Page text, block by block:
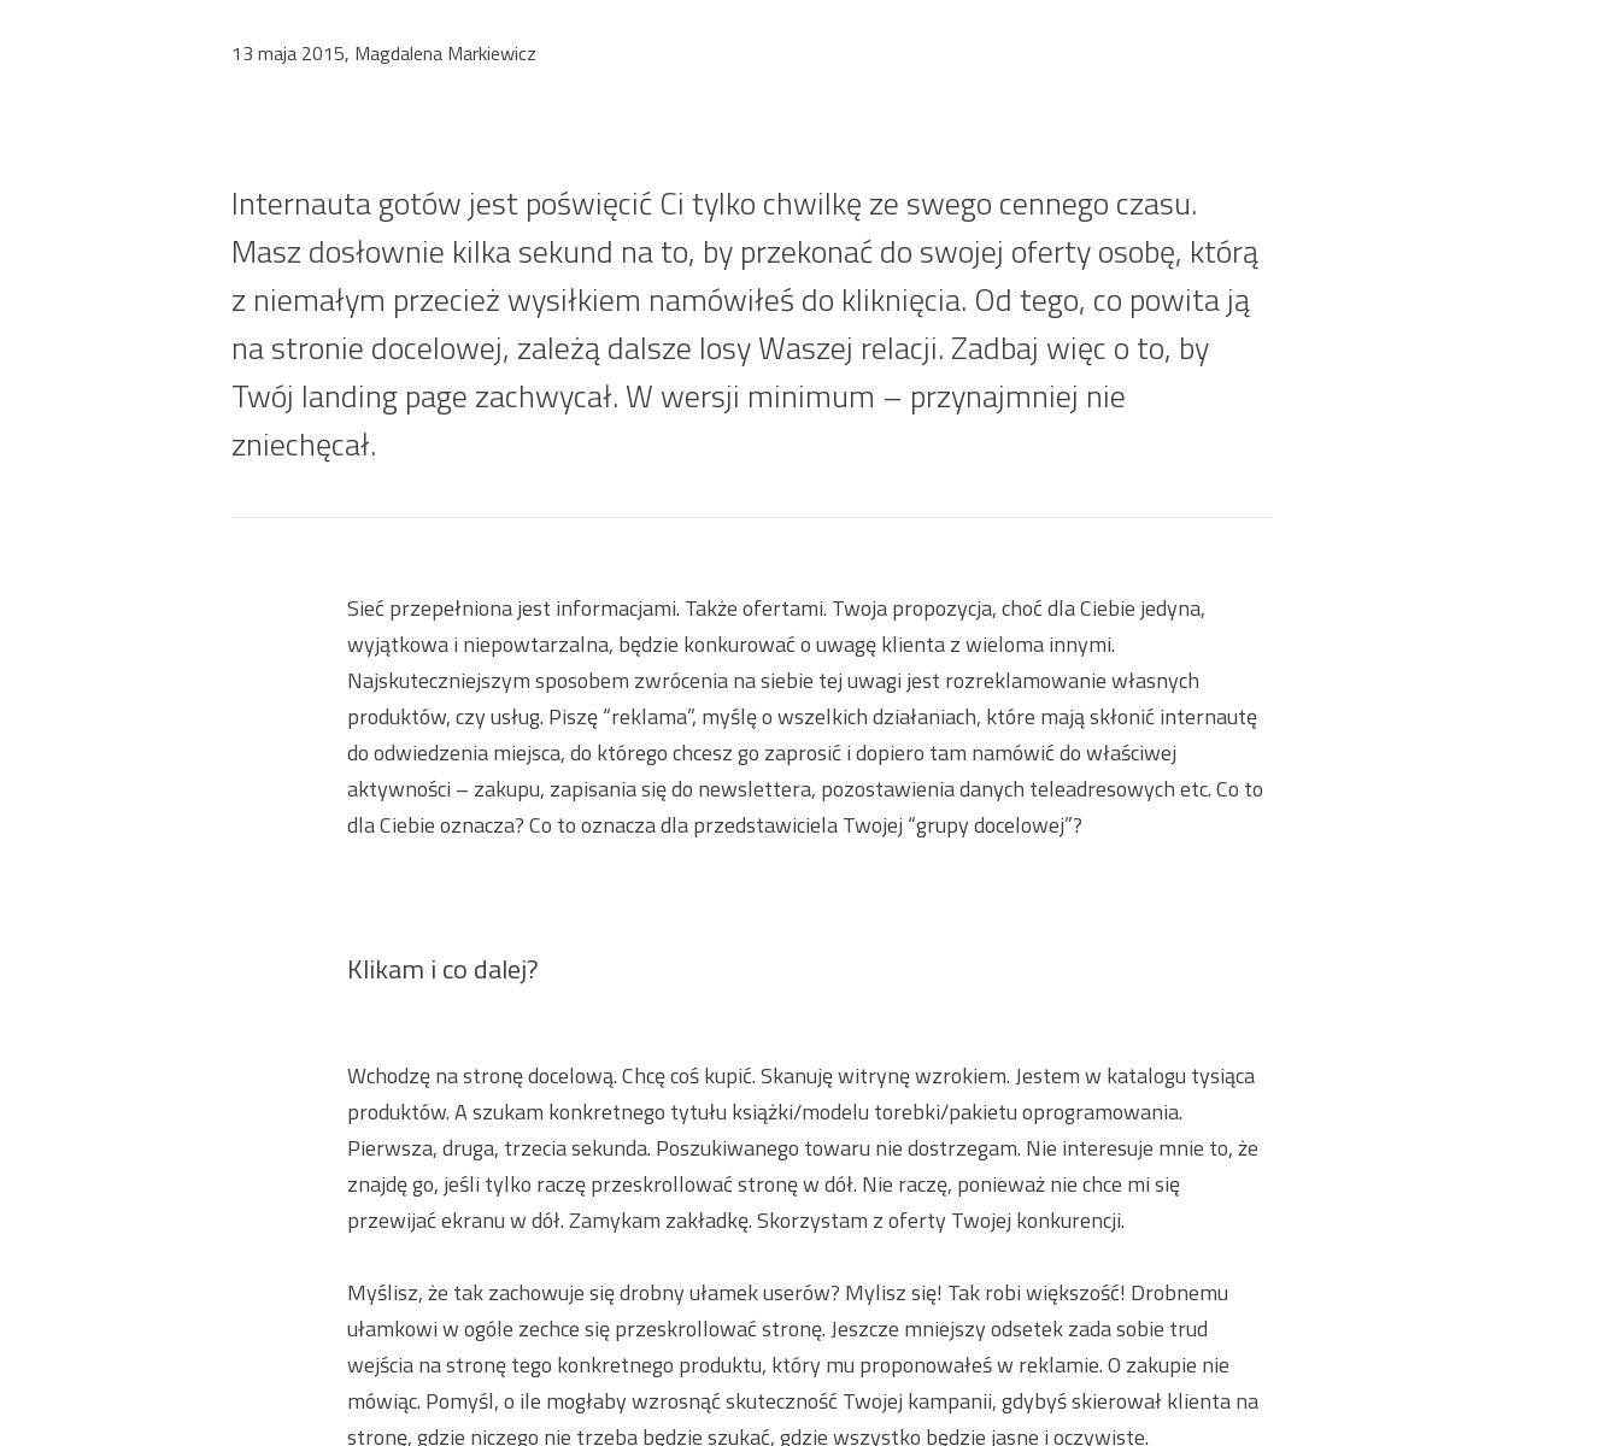
13 maja 2015, Magdalena Markiewicz
Internauta gotów jest poświęcić Ci tylko chwilkę ze swego cennego czasu.
Masz dosłownie kilka sekund na to, by przekonać do swojej oferty osobę, którą
z niemałym przecież wysiłkiem namówiłeś do kliknięcia. Od tego, co powita ją
na stronie docelowej, zależą dalsze losy Waszej relacji. Zadbaj więc o to, by
Twój landing page zachwycał. W wersji minimum – przynajmniej nie
zniechęcał.
Sieć przepełniona jest informacjami. Także ofertami. Twoja propozycja, choć dla Ciebie jedyna,
wyjątkowa i niepowtarzalna, będzie konkurować o uwagę klienta z wieloma innymi.
Najskuteczniejszym sposobem zwrócenia na siebie tej uwagi jest rozreklamowanie własnych
produktów, czy usług. Piszę “reklama”, myślę o wszelkich działaniach, które mają skłonić internautę
do odwiedzenia miejsca, do którego chcesz go zaprosić i dopiero tam namówić do właściwej
aktywności – zakupu, zapisania się do newslettera, pozostawienia danych teleadresowych etc. Co to
dla Ciebie oznacza? Co to oznacza dla przedstawiciela Twojej “grupy docelowej”?
Klikam i co dalej?
Wchodzę na stronę docelową. Chcę coś kupić. Skanuję witrynę wzrokiem. Jestem w katalogu tysiąca
produktów. A szukam konkretnego tytułu książki/modelu torebki/pakietu oprogramowania.
Pierwsza, druga, trzecia sekunda. Poszukiwanego towaru nie dostrzegam. Nie interesuje mnie to, że
znajdę go, jeśli tylko raczę przeskrollować stronę w dół. Nie raczę, ponieważ nie chce mi się
przewijać ekranu w dół. Zamykam zakładkę. Skorzystam z oferty Twojej konkurencji.
Myślisz, że tak zachowuje się drobny ułamek userów? Mylisz się! Tak robi większość! Drobnemu
ułamkowi w ogóle zechce się przeskrollować stronę. Jeszcze mniejszy odsetek zada sobie trud
wejścia na stronę tego konkretnego produktu, który mu proponowałeś w reklamie. O zakupie nie
mówiąc. Pomyśl, o ile mogłaby wzrosnąć skuteczność Twojej kampanii, gdybyś skierował klienta na
stronę, gdzie niczego nie trzeba będzie szukać, gdzie wszystko będzie jasne i oczywiste.